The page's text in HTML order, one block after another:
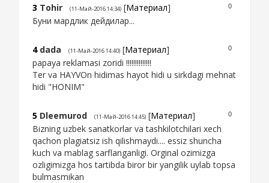
0
3 Tohir (11-Май-2016 14:34) [Материал]
Буни мардлик дейдилар...
0
4 dada (11-Май-2016 14:40) [Материал]
papaya reklamasi zoridi !!!!!!!!!!!!!!
Ter va HAYVOn hidimas hayot hidi u sirkdagi mehnat
hidi "HONIM"
0
5 Dleemurod (11-Май-2016 14:45) [Материал]
Bizning uzbek sanatkorlar va tashkilotchilari xech
qachon plagiatsiz ish qilishmaydi.... essiz shuncha
kuch va mablag sarflanganligi. Orginal ozimizga
ozligimizga hos tartibda biror bir yangilik uylab topsa
bulmasmikan